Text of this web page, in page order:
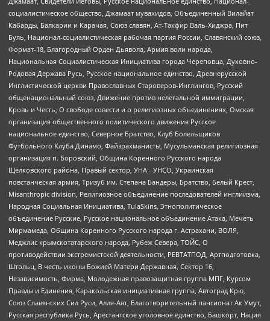
социалистическое общество, Джамаат мувахидов, Объединенный Вилайат
Кабарды, Балкарии и Карачая, Союз славян, Ат-Такфир Валь-Хиджра, Пит
Буль, Национал-социалистическая рабочая партия России, Славянский союз,
Формат-18, Благородный Орден Дьявола, Армия воли народа,
Национальная Социалистическая Инициатива города Череповца, Духовно-
Родовая Держава Русь, Русское национальное единство, Древнерусской
Инглистической церкви Православных Староверов-Инглингов, Русский
общенациональный союз, Движение против нелегальной иммиграции,
Кровь и Честь, О свободе совести и о религиозных объединениях, Омская
организация общественного политического движения Русское
национальное единство, Северное Братство, Клуб Болельщиков
Футбольного Клуба Динамо, Файзрахманисты, Мусульманская религиозная
организация п. Боровский, Община Коренного Русского народа
Щелковского района, Правый сектор, УНА - УНСО, Украинская
повстанческая армия, Тризуб им. Степана Бандеры, Братство, Белый Крест,
Misanthropic division, Религиозное объединение последователей инглиизма,
Народная Социальная Инициатива, TulaSkins, Этнополитическое
объединение Русские, Русское национальное объединение Атака, Мечеть
Мирмамеда, Община Коренного Русского народа г. Астрахани, ВОЛЯ,
Меджлис крымскотатарского народа, Рубеж Севера, ТОЙС, О
противодействии экстремистской деятельности, РЕВТАТПОД, Артподготовка,
Штольц, В честь иконы Божией Матери Державная, Сектор 16,
Независимость, Фирма, Молодежная правозащитная группа МПГ, Курсом
Правды и Единения, Каракольская инициативная группа, Автоград Крю,
Союз Славянских Сил Руси, Алля-Аят, Благотворительный пансионат Ак Умут,
Русская республика Русь, Арестантское уголовное единство, Башкорт, Нация